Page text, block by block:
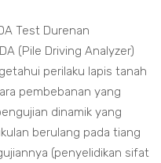
Test Durenan
(Pile Driving Analyzer)
perilaku lapis tanah
pembebanan yang
dinamik yang
berulang pada tiang
(penyelidikan sifat